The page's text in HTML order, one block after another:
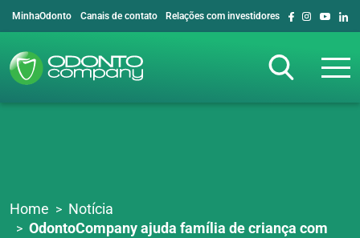
MinhaOdonto Canais de contato Relações com investidores
Home
Notícia
OdontoCompany ajuda família de criança com